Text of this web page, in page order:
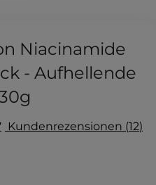
Niacinamide
- Aufhellende
Kundenrezensionen 12